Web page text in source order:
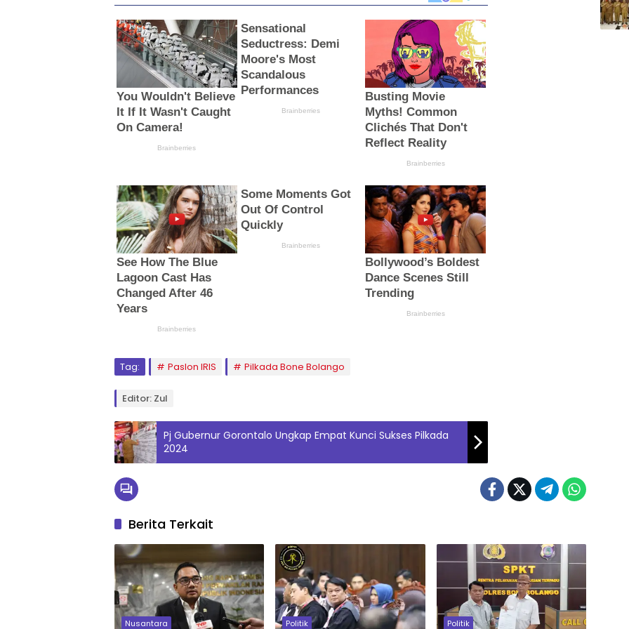
Tag: Paslon IRIS Pilkada Bone Bolango
Editor: Zul
Pj Gubernur Gorontalo Ungkap Empat Kunci Sukses Pilkada
2024
Berita Terkait
Nusantara Politik Politik